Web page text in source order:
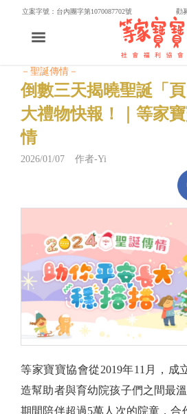
立案字號：台內團字第1070087702號 勸
－聖誕傳情－
倒數三天揭曉聖誕「
大禮物快報！｜等家
情
2026/01/07 作者-Yi
等家寶寶協會從2019年11月，成
造幫助者與育幼院孩子們之間最
期間陪伴超過5萬人次的院童，合